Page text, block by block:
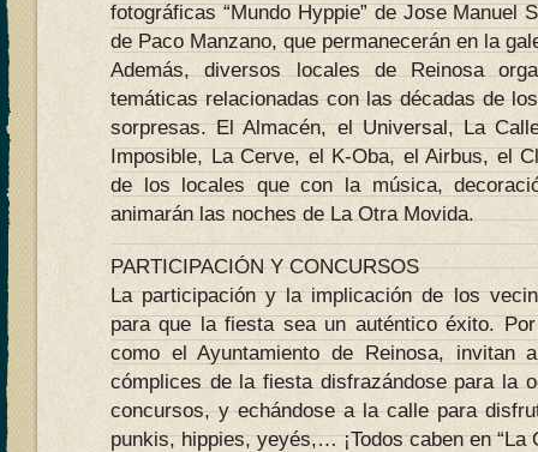
fotográficas “Mundo Hyppie” de Jose Manuel
de Paco Manzano, que permanecerán en la
Además, diversos locales de Reinosa
temáticas relacionadas con las décadas de
sorpresas. El Almacén, el Universal, La
Imposible, La Cerve, el K-Oba, el Airbus, el
de los locales que con la música,
animarán las noches de La Otra Movida.
PARTICIPACIÓN Y CONCURSOS
La participación y la implicación de los
para que la fiesta sea un auténtico éxito.
como el Ayuntamiento de Reinosa,
cómplices de la fiesta disfrazándose para la
concursos, y echándose a la calle para
punkis, hippies, yeyés,… ¡Todos caben en “La